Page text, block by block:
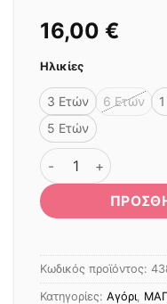
16,00 €
Ηλικίες
3 Ετών 6 Ετών
5 Ετών
ΜΑΓΙΟ ΒΕΡΜΟΥΔΑ
Κωδικός προϊόντος:
Κατηγορίες: Αγόρι